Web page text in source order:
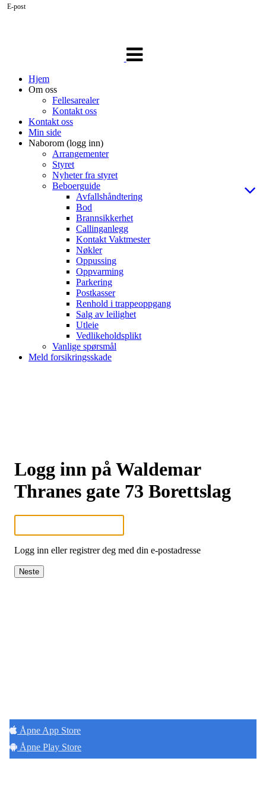
navigasjon
Hjem
Om oss
Fellesarealer
Kontakt oss
Kontakt oss
Min side
Naborom (logg inn)
Arrangementer
Styret
Nyheter fra styret
Beboerguide
Avfallshåndtering
Bod
Brannsikkerhet
Callinganlegg
Kontakt Vaktmester
Nøkler
Oppussing
Oppvarming
Parkering
Postkasser
Renhold i trappeoppgang
Salg av leilighet
Utleie
Vedlikeholdsplikt
Vanlige spørsmål
Meld forsikringsskade
Logg inn på Waldemar
Thranes gate 73 Borettslag
E-post
Logg inn eller registrer deg med din e-postadresse
Neste
Åpne App Store
Åpne Play Store